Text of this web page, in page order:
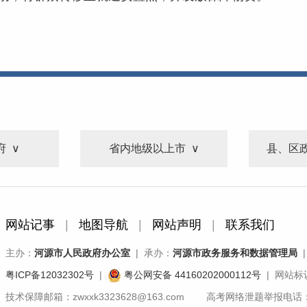
省内地级以上市 县、区
网站记事 地图导航 网站声明 联系我们
主办： 河源市人民政府办公室 | 承办： 河源市政务服务和数据管理局
粤ICP备12032302号 | 粤公网安备 44160202000112号 | 网站标
技术保障邮箱：zwxxk3323628@163.com 高考网络泄题举报电话